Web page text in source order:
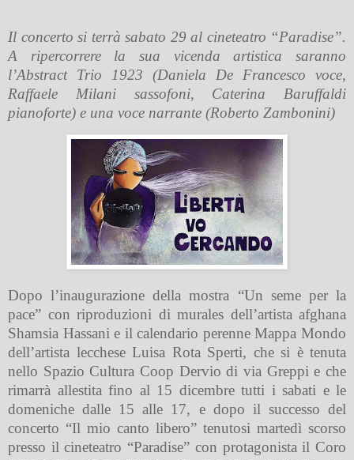
Il concerto si terrà sabato 29 al cineteatro “Paradise”.
A ripercorrere la sua vicenda artistica saranno
l’Abstract Trio 1923 (Daniela De Francesco voce,
Raffaele Milani sassofoni, Caterina Baruffaldi
pianoforte) e una voce narrante (Roberto Zambonini)
Dopo l’inaugurazione della mostra “Un seme per la
pace” con riproduzioni di murales dell’artista afghana
Shamsia Hassani e il calendario perenne Mappa Mondo
dell’artista lecchese Luisa Rota Sperti, che si è tenuta
nello Spazio Cultura Coop Dervio di via Greppi e che
rimarrà allestita fino al 15 dicembre tutti i sabati e le
domeniche dalle 15 alle 17, e dopo il successo del
concerto “Il mio canto libero” tenutosi martedì scorso
presso il cineteatro “Paradise” con protagonista il Coro